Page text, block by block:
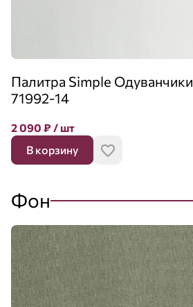
Палитра Simple Одуванчики
71992-14
2 090 ₽ / шт
В корзину
Фон